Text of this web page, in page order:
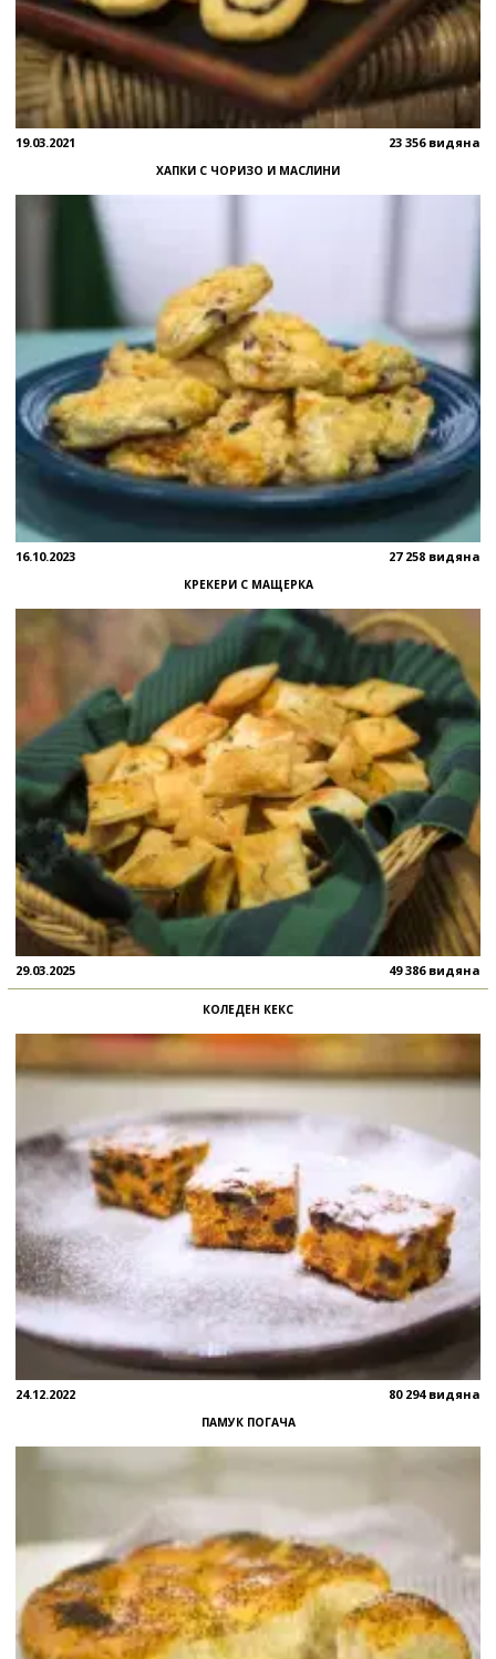
19.03.2021 23 356 видяна
ХАПКИ С ЧОРИЗО И МАСЛИНИ
16.10.2023 27 258 видяна
КРЕКЕРИ С МАЩЕРКА
29.03.2025 49 386 видяна
КОЛЕДЕН КЕКС
24.12.2022 80 294 видяна
ПАМУК ПОГАЧА